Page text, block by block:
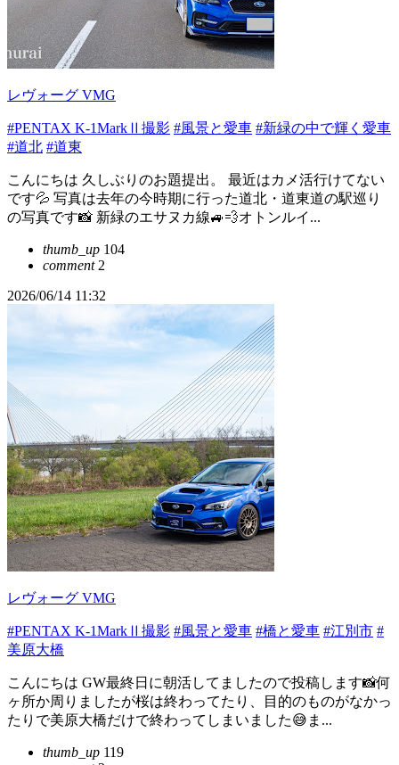
レヴォーグ VMG
#PENTAX K-1MarkⅡ撮影 #風景と愛車 #新緑の中で輝く愛車
#道北 #道東
こんにちは 久しぶりのお題提出。 最近はカメ活行けてない
です💦 写真は去年の今時期に行った道北・道東道の駅巡り
の写真です📸 新緑のエサヌカ線🚙💨オトンルイ...
thumb_up 104
comment2
2026/06/14 11:32
レヴォーグ VMG
#PENTAX K-1MarkⅡ撮影 #風景と愛車 #橋と愛車 #江別市 #
美原大橋
こんにちは GW最終日に朝活してましたので投稿します📸何
ヶ所か周りましたが桜は終わってたり、目的のものがなかっ
たりで美原大橋だけで終わってしまいました😅ま...
thumb_up 119